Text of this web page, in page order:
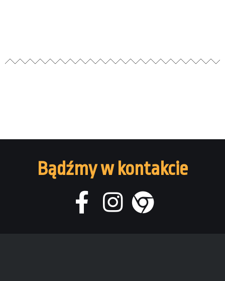
Bądźmy w kontakcie